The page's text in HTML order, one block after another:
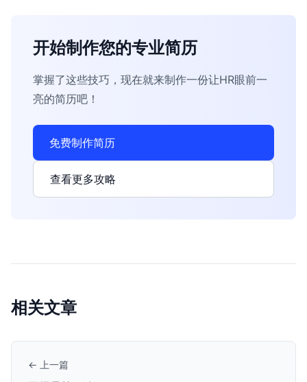
开始制作您的专业简历
掌握了这些技巧，现在就来制作一份让HR眼前一
亮的简历吧！
免费制作简历
查看更多攻略
相关文章
← 上一篇